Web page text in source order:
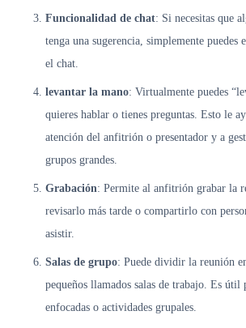
Funcionalidad de chat: Si necesitas que
tenga una sugerencia, simplemente puedes
el chat.
levantar la mano: Virtualmente puedes
quieres hablar o tienes preguntas. Esto le
atención del anfitrión o presentador y a
grupos grandes.
Grabación: Permite al anfitrión grabar la
revisarlo más tarde o compartirlo con
asistir.
Salas de grupo: Puede dividir la reunión
pequeños llamados salas de trabajo. Es útil
enfocadas o actividades grupales.